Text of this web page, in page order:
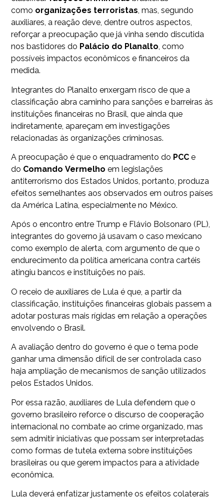
como organizações terroristas, mas, segundo
auxiliares, a reação deve, dentre outros aspectos,
reforçar a preocupação que já vinha sendo discutida
nos bastidores do Palácio do Planalto, como
possíveis impactos econômicos e financeiros da
medida.
Integrantes do Planalto enxergam risco de que a
classificação abra caminho para sanções e barreiras às
instituições financeiras no Brasil, que ainda que
indiretamente, apareçam em investigações
relacionadas às organizações criminosas.
A preocupação é que o enquadramento do PCC e
do Comando Vermelho em legislações
antiterrorismo dos Estados Unidos, portanto, produza
efeitos semelhantes aos observados em outros países
da América Latina, especialmente no México.
Após o encontro entre Trump e Flávio Bolsonaro (PL),
integrantes do governo já usavam o caso mexicano
como exemplo de alerta, com argumento de que o
endurecimento da política americana contra cartéis
atingiu bancos e instituições no país.
O receio de auxiliares de Lula é que, a partir da
classificação, instituições financeiras globais passem a
adotar posturas mais rígidas em relação a operações
envolvendo o Brasil.
A avaliação dentro do governo é que o tema pode
ganhar uma dimensão difícil de ser controlada caso
haja ampliação de mecanismos de sanção utilizados
pelos Estados Unidos.
Por essa razão, auxiliares de Lula defendem que o
governo brasileiro reforce o discurso de cooperação
internacional no combate ao crime organizado, mas
sem admitir iniciativas que possam ser interpretadas
como formas de tutela externa sobre instituições
brasileiras ou que gerem impactos para a atividade
econômica.
Lula deverá enfatizar justamente os efeitos colaterais